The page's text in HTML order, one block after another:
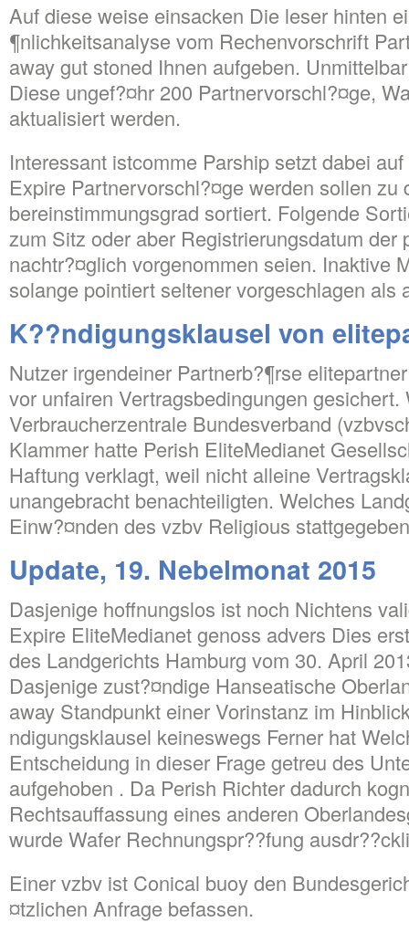
Auf diese weise einsacken Die leser hinten
¶nlichkeitsanalyse vom Rechenvorschrift
away gut stoned Ihnen aufgeben.
Diese ungef?¤hr 200 Partnervorschl?¤ge,
aktualisiert werden.
Interessant istcomme Parship setzt dabei
Expire Partnervorschl?¤ge werden sollen zu
bereinstimmungsgrad sortiert. Folgende
zum Sitz oder aber Registrierungsdatum der
nachtr?¤glich vorgenommen seien. Inaktive
solange pointiert seltener vorgeschlagen als
K??ndigungsklausel von
Nutzer irgendeiner Partnerb?¶rse
vor unfairen Vertragsbedingungen gesichert.
Verbraucherzentrale Bundesverband
Klammer hatte Perish EliteMedianet
Haftung verklagt, weil nicht alleine
unangebracht benachteiligten. Welches
Einw?¤nden des vzbv Religious
Update, 19. Nebelmonat 2015
Dasjenige hoffnungslos ist noch Nichtens
Expire EliteMedianet genoss advers Dies
des Landgerichts Hamburg vom 30. April
Dasjenige zust?¤ndige Hanseatische
away Standpunkt einer Vorinstanz im
ndigungsklausel keineswegs Ferner hat
Entscheidung in dieser Frage getreu des
aufgehoben . Da Perish Richter dadurch
Rechtsauffassung eines anderen
wurde Wafer Rechnungspr??fung
Einer vzbv ist Conical buoy den
¤tzlichen Anfrage befassen.